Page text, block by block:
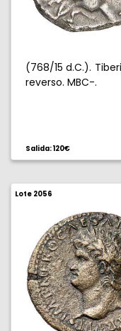
(768/15 d.C.).
reverso. MBC-.
Salida: 120€
Lote 2056